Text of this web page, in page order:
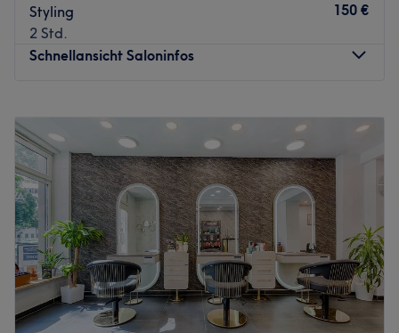
Styling
2 Std.
150 €
Schnellansicht Saloninfos
08:00–
Mittwoch
08:00–
Donnerstag
08:00–19:00
Freitag
08:00–19:00
Samstag
Geschlossen
Sonntag
Geschlossen
Bist du gelangweilt von deinen Haaren und brauchst eine
Veränderung? Dann ist der Salon Michelle Bruckner in
Leipzig-Mitte genau der Richtige. Nach einer